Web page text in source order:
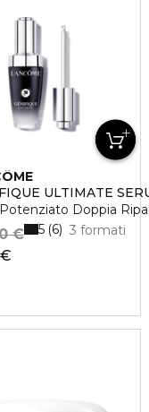
ULTIMATE
Doppia
€
€ 3 formati
5 6